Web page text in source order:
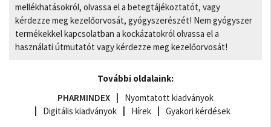
mellékhatásokról, olvassa el a betegtájékoztatót, vagy
kérdezze meg kezelőorvosát, gyógyszerészét! Nem gyógyszer
termékekkel kapcsolatban a kockázatokról olvassa el a
használati útmutatót vagy kérdezze meg kezelőorvosát!
További oldalaink:
PHARMINDEX
Nyomtatott kiadványok
Digitális kiadványok
Hírek Gyakori kérdések